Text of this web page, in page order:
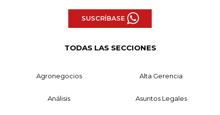
SUSCRÍBASE
TODAS LAS SECCIONES
Agronegocios Alta Gerencia
Análisis Asuntos Legales